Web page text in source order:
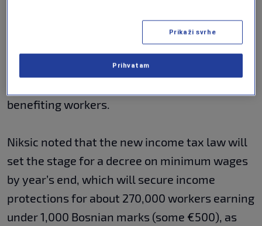
on Income Tax will be fast-tracked to the FBiH
Parliament. These amendments, aligned with
the FBiH Labor Law, introduce “work
benefiting workers.
Niksic noted that the new income tax law will
set the stage for a decree on minimum wages
by year’s end, which will secure income
protections for about 270,000 workers earning
under 1,000 Bosnian marks (some €500), as
Prikaži svrhe
Prihvatam